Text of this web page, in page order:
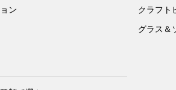
ン
クラフト
グラス＆